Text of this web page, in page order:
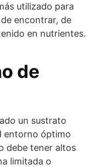
utilizado para
encontrar, de
en nutrientes.
de
un sustrato
entorno óptimo
debe tener altos
limitada o